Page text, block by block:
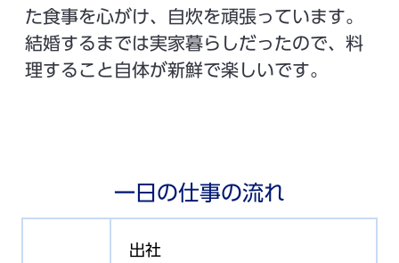
た食事を心がけ、自炊を頑張っています。
結婚するまでは実家暮らしだったので、料
理すること自体が新鮮で楽しいです。
一日の仕事の流れ
出社